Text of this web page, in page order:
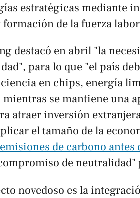
estratégicas mediante
formación de la fuerza
destacó en abril "la
para lo que "el país
en chips, energía
se mantiene una
atraer inversión
el tamaño de la
de carbono antes
de neutralidad"
novedoso es la